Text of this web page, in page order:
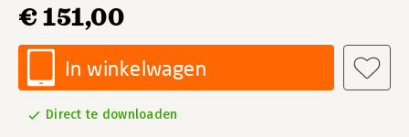
€ 151,00
In winkelwagen
Direct te downloaden